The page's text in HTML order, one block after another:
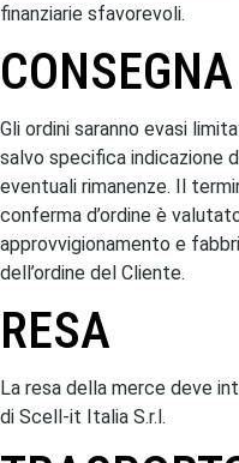
finanziarie sfavorevoli.
CONSEGNA
Gli ordini saranno evasi
salvo specifica indicazione
eventuali rimanenze. Il
conferma d’ordine è
approvvigionamento e
dell’ordine del Cliente.
RESA
La resa della merce deve
di Scell-it Italia S.r.l.